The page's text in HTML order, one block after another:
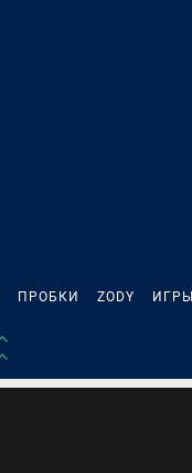
ПРОБКИ ZODY ИГРЫ